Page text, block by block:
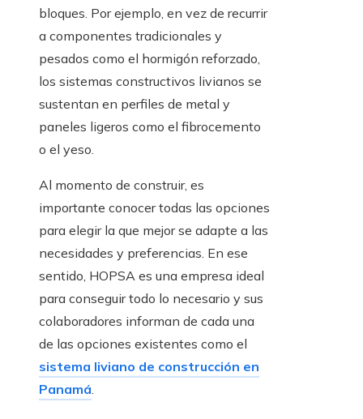
bloques. Por ejemplo, en vez de recurrir
a componentes tradicionales y
pesados como el hormigón reforzado,
los sistemas constructivos livianos se
sustentan en perfiles de metal y
paneles ligeros como el fibrocemento
o el yeso.
Al momento de construir, es
importante conocer todas las opciones
para elegir la que mejor se adapte a las
necesidades y preferencias. En ese
sentido, HOPSA es una empresa ideal
para conseguir todo lo necesario y sus
colaboradores informan de cada una
de las opciones existentes como el
sistema liviano de construcción en
Panamá.